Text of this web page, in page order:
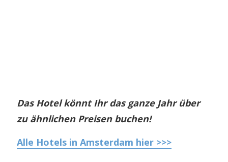
Das Hotel könnt Ihr das ganze Jahr über
zu ähnlichen Preisen buchen!
Alle Hotels in Amsterdam hier >>>